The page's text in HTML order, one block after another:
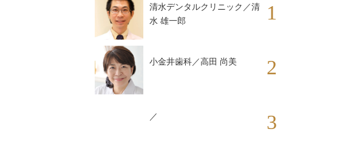
清水デンタルクリニック／清
水 雄一郎
1
小金井歯科／高田 尚美 2
／ 3